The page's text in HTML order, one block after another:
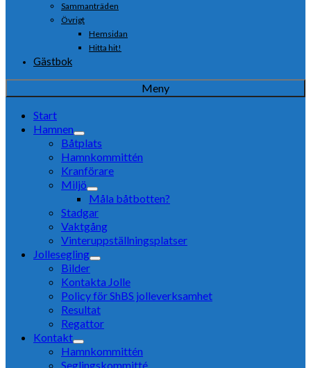
Sammanträden
Övrigt
Hemsidan
Hitta hit!
Gästbok
Meny
Start
Hamnen
Båtplats
Hamnkommittén
Kranförare
Miljö
Måla båtbotten?
Stadgar
Vaktgång
Vinteruppställningsplatser
Jollesegling
Bilder
Kontakta Jolle
Policy för ShBS jolleverksamhet
Resultat
Regattor
Kontakt
Hamnkommittén
Seglingskommitté